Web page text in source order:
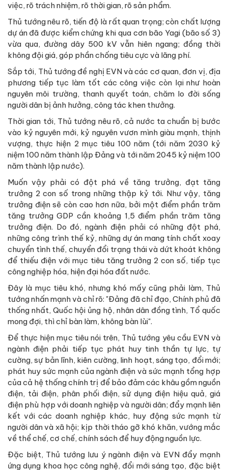
việc, rõ trách nhiệm, rõ thời gian, rõ sản phẩm.
Thủ tướng nêu rõ, tiến độ là rất quan trọng; còn chất lượng
dự án đã được kiểm chứng khi qua cơn bão Yagi (bão số 3)
vừa qua, đường dây 500 kV vẫn hiên ngang; đồng thời
không đội giá, góp phần chống tiêu cực và lãng phí.
Sắp tới, Thủ tướng đề nghị EVN và các cơ quan, đơn vị, địa
phương tiếp tục làm tốt các công việc còn lại như hoàn
nguyên môi trường, thanh quyết toán, chăm lo đời sống
người dân bị ảnh hưởng, công tác khen thưởng.
Thời gian tới, Thủ tướng nêu rõ, cả nước ta chuẩn bị bước
vào kỷ nguyên mới, kỷ nguyên vươn mình giàu mạnh, thịnh
vượng, thực hiện 2 mục tiêu 100 năm (tới năm 2030 kỷ
niệm 100 năm thành lập Đảng và tới năm 2045 kỷ niệm 100
năm thành lập nước).
Muốn vậy phải có đột phá về tăng trưởng, đạt tăng
trưởng 2 con số trong những thập kỷ tới. Như vậy, tăng
trưởng điện sẽ còn cao hơn nữa, bởi một điểm phần trăm
tăng trưởng GDP cần khoảng 1,5 điểm phần trăm tăng
trưởng điện. Do đó, ngành điện phải có những đột phá,
những công trình thế kỷ, những dự án mang tính chất xoay
chuyển tình thế, chuyển đổi trạng thái và dứt khoát không
để thiếu điện với mục tiêu tăng trưởng 2 con số, tiếp tục
công nghiệp hóa, hiện đại hóa đất nước.
Đây là mục tiêu khó, nhưng khó mấy cũng phải làm, Thủ
tướng nhấn mạnh và chỉ rõ: "Đảng đã chỉ đạo, Chính phủ đã
thống nhất, Quốc hội ủng hộ, nhân dân đồng tình, Tổ quốc
mong đợi, thì chỉ bàn làm, không bàn lùi".
Để thực hiện mục tiêu nói trên, Thủ tướng yêu cầu EVN và
ngành điện phải tiếp tục phát huy tinh thần tự lực, tự
cường, sự bản lĩnh, kiên cường, linh hoạt, sáng tạo, đổi mới;
phát huy sức mạnh của ngành điện và sức mạnh tổng hợp
của cả hệ thống chính trị để bảo đảm các khâu gồm nguồn
điện, tải điện, phân phối điện, sử dụng điện hiệu quả, giá
điện phù hợp với doanh nghiệp và người dân; đẩy mạnh liên
kết với các doanh nghiệp khác, huy động sức mạnh từ
người dân và xã hội; kịp thời tháo gỡ khó khăn, vướng mắc
về thể chế, cơ chế, chính sách để huy động nguồn lực.
Đặc biệt, Thủ tướng lưu ý ngành điện và EVN đẩy mạnh
ứng dụng khoa học công nghệ, đổi mới sáng tạo, đặc biệt